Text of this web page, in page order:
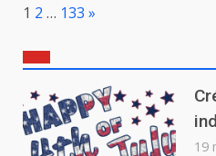
Page:
1 2 … 133 Next
»
19